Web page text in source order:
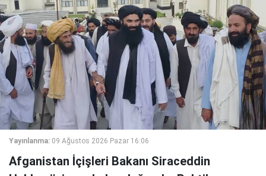
Yayınlanma: 09 Ağustos 2026 Pazar 16:06
Afganistan İçişleri Bakanı Siraceddin